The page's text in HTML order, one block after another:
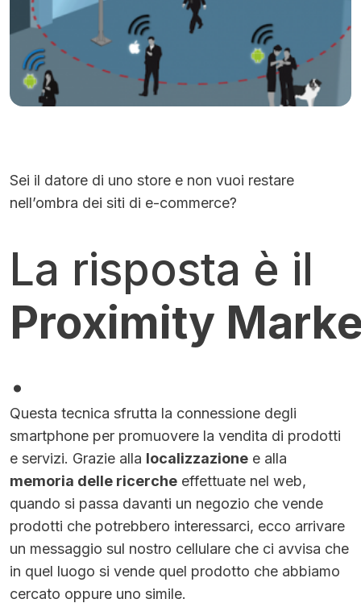
Sei il datore di uno store e non vuoi restare
nell’ombra dei siti di e-commerce?
La risposta è il
Proximity
.
Questa tecnica sfrutta la connessione degli
smartphone per promuovere la vendita di prodotti
e servizi. Grazie alla localizzazione e alla
memoria delle ricerche effettuate nel web,
quando si passa davanti un negozio che vende
prodotti che potrebbero interessarci, ecco arrivare
un messaggio sul nostro cellulare che ci avvisa che
in quel luogo si vende quel prodotto che abbiamo
cercato oppure uno simile.